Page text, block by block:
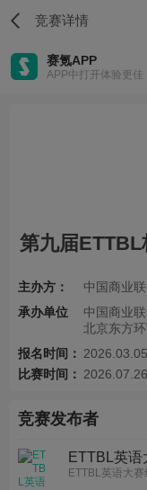
竞赛详情
赛氪APP
APP中打开体验更佳
第九届
主办方：
中国商业
承办单位
中国商业
北京东方
报名时间：
比赛时间：
竞赛发布者
ETTBL英语
ETTBL英语大赛